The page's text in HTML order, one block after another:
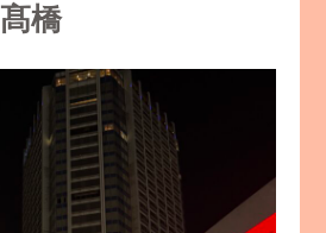
橋